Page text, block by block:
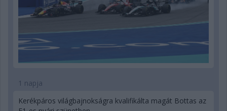
1 napja
Kerékpáros világbajnokságra kvalifikálta magát Bottas az